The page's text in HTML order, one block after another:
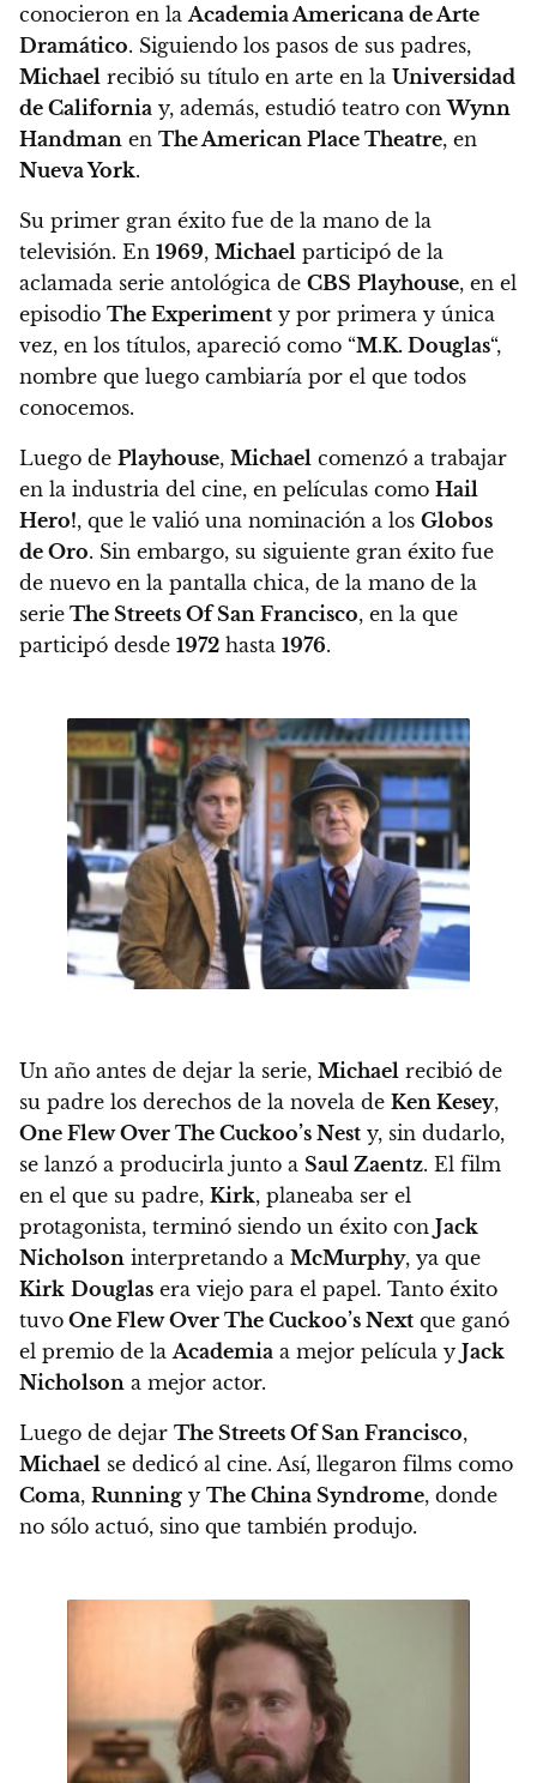
conocieron en la Academia Americana de Arte
Dramático. Siguiendo los pasos de sus padres,
Michael recibió su título en arte en la Universidad
de California y, además, estudió teatro conWynn
Handman en The American Place Theatre, en
Nueva York.
Su primer gran éxito fue de la mano de la
televisión. En 1969, Michael participó de la
aclamada serie antológica de CBS Playhouse, en el
episodio The Experiment y por primera y única
vez, en los títulos, apareció como “M.K. Douglas“,
nombre que luego cambiaría por el que todos
conocemos.
Luego de Playhouse, Michael comenzó a trabajar
en la industria del cine, en películas como Hail
Hero!, que le valió una nominación a los Globos
de Oro. Sin embargo, su siguiente gran éxito fue
de nuevo en la pantalla chica, de la mano de la
serie The Streets Of San Francisco, en la que
participó desde 1972 hasta 1976.
Un año antes de dejar la serie, Michael recibió de
su padre los derechos de la novela de Ken Kesey,
One Flew Over The Cuckoo’s Nest y, sin dudarlo,
se lanzó a producirla junto a Saul Zaentz. El film
en el que su padre, Kirk, planeaba ser el
protagonista, terminó siendo un éxito con Jack
Nicholson interpretando a McMurphy, ya que
Kirk Douglas era viejo para el papel. Tanto éxito
tuvo One Flew Over The Cuckoo’s Next que ganó
el premio de laAcademia a mejor película y Jack
Nicholson a mejor actor.
Luego de dejar The Streets Of San Francisco,
Michael se dedicó al cine. Así, llegaron films como
Coma, Running y The China Syndrome, donde
no sólo actuó, sino que también produjo.